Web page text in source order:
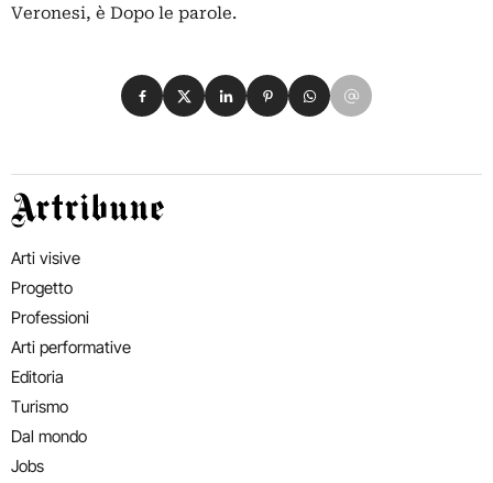
Veronesi, è Dopo le parole.
Condividi su Facebook
Condividi su X
Condividi su LinkedIn
Condividi su Pinterest
Condividi su WhatsApp
Condividi su Email
Artribune
Arti visive
Progetto
Professioni
Arti performative
Editoria
Turismo
Dal mondo
Jobs